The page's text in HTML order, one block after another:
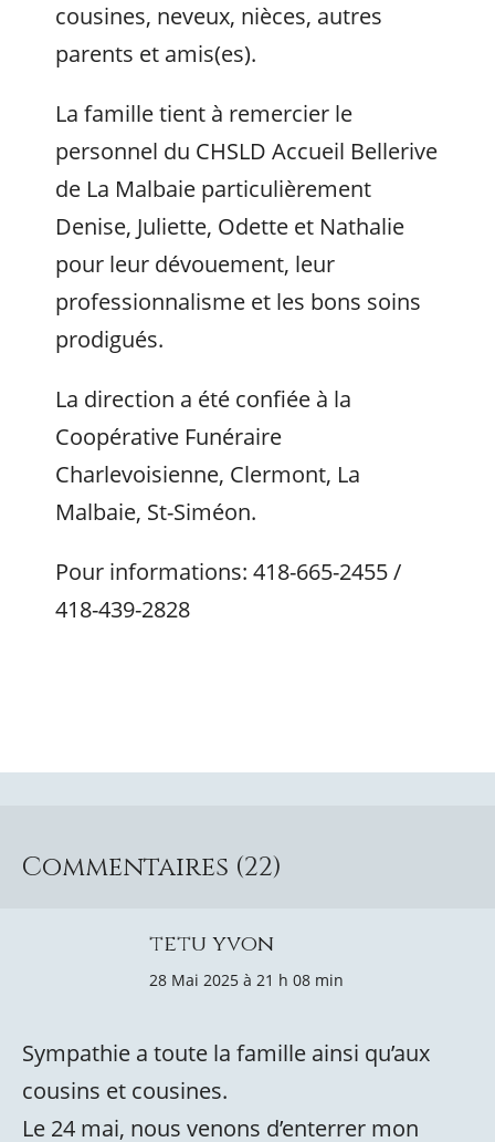
cousines, neveux, nièces, autres
parents et amis(es).
La famille tient à remercier le
personnel du CHSLD Accueil Bellerive
de La Malbaie particulièrement
Denise, Juliette, Odette et Nathalie
pour leur dévouement, leur
professionnalisme et les bons soins
prodigués.
La direction a été confiée à la
Coopérative Funéraire
Charlevoisienne, Clermont, La
Malbaie, St-Siméon.
Pour informations: 418-665-2455 /
418-439-2828
Commentaires (22)
tetu yvon
28 Mai 2025 à 21 h 08 min
Sympathie a toute la famille ainsi qu’aux
cousins et cousines.
Le 24 mai, nous venons d’enterrer mon